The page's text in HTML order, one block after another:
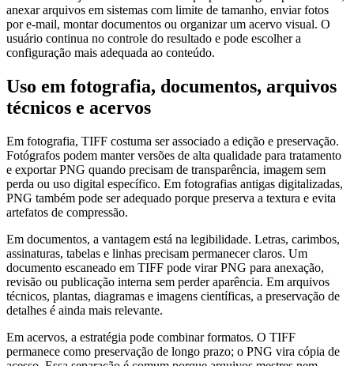
anexar arquivos em sistemas com limite de tamanho, enviar fotos
por e-mail, montar documentos ou organizar um acervo visual. O
usuário continua no controle do resultado e pode escolher a
configuração mais adequada ao conteúdo.
Uso em fotografia, documentos, arquivos
técnicos e acervos
Em fotografia, TIFF costuma ser associado a edição e preservação.
Fotógrafos podem manter versões de alta qualidade para tratamento
e exportar PNG quando precisam de transparência, imagem sem
perda ou uso digital específico. Em fotografias antigas digitalizadas,
PNG também pode ser adequado porque preserva a textura e evita
artefatos de compressão.
Em documentos, a vantagem está na legibilidade. Letras, carimbos,
assinaturas, tabelas e linhas precisam permanecer claros. Um
documento escaneado em TIFF pode virar PNG para anexação,
revisão ou publicação interna sem perder aparência. Em arquivos
técnicos, plantas, diagramas e imagens científicas, a preservação de
detalhes é ainda mais relevante.
Em acervos, a estratégia pode combinar formatos. O TIFF
permanece como preservação de longo prazo; o PNG vira cópia de